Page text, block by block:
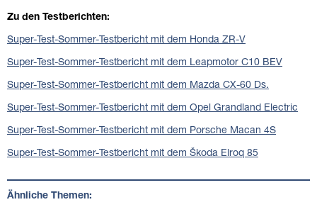
Zu den Testberichten:
Super-Test-Sommer-Testbericht mit dem Honda ZR-V
Super-Test-Sommer-Testbericht mit dem Leapmotor C10 BEV
Super-Test-Sommer-Testbericht mit dem Mazda CX-60 Ds.
Super-Test-Sommer-Testbericht mit dem Opel Grandland Electric
Super-Test-Sommer-Testbericht mit dem Porsche Macan 4S
Super-Test-Sommer-Testbericht mit dem Škoda Elroq 85
Ähnliche Themen: